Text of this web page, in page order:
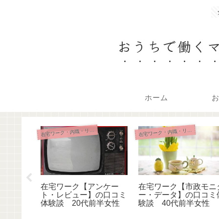
おうちで働く
ホーム
在
宅ワーク・内職・リモート
在宅ワーク【アンケー
ト・レビュー】の口コミ
体験談 20代前半女性
在
宅ワーク・内職・リモート
在宅ワーク【市政モニ
ー・データ】の口コミ
験談 40代前半女性